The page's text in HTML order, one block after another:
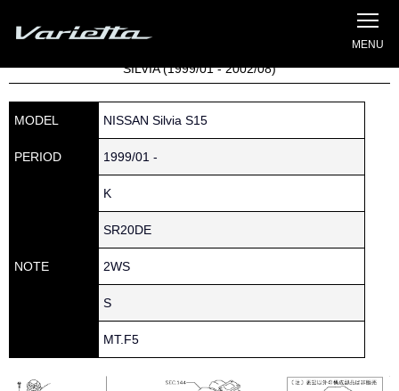
Home
Parts catalog
SILVIA (1999/01 - 2002/08)
MODEL NISSAN Silvia S15
PERIOD 1999/01 -
NOTE
K
SR20DE
2WS
S
MT.F5